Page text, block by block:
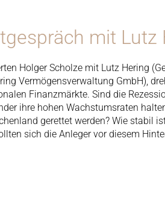
mit Lutz
Holger Scholze mit Lutz Hering
Vermögensverwaltung GmbH),
Finanzmärkte. Sind die
ihre hohen Wachstumsraten
gerettet werden? Wie stabil
sich die Anleger vor diesem